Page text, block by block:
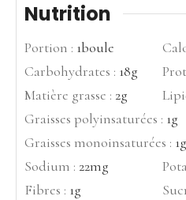
Nutrition
Portion : 1boule
Carbohydrates : 18g
Matière grasse : 2g
Graisses polyinsaturées : 1g
Graisses monoinsaturées : 1g
Sodium : 22mg
Fibres : 1g